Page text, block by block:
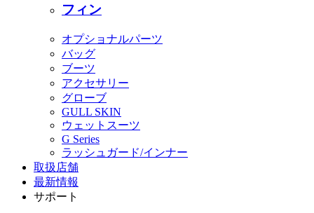
フィン
オプショナルパーツ
バッグ
ブーツ
アクセサリー
グローブ
GULL SKIN
ウェットスーツ
G Series
ラッシュガード/インナー
取扱店舗
最新情報
サポート